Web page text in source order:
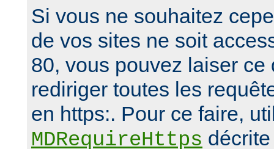
Si vous ne souhaitez
de vos sites ne soit
80, vous pouvez laiser ce
rediriger toutes les
en https:. Pour ce faire,
MDRequireHttps